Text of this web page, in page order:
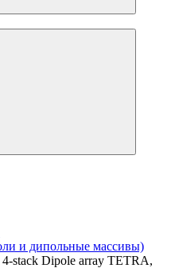
и дипольные массивы)
stack Dipole array TETRA,